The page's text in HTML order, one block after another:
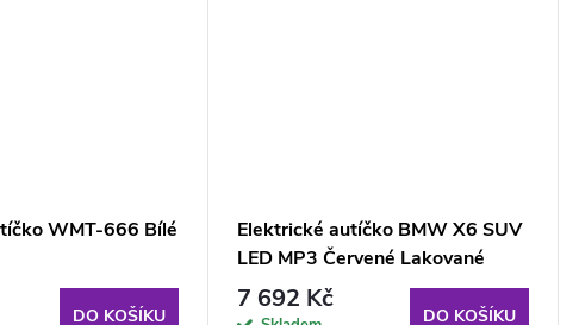
WMT-666 Bílé
DO KOŠÍKU
Elektrické autíčko BMW X6 SUV
LED MP3 Červené Lakované
7 692 Kč
DO KOŠÍKU